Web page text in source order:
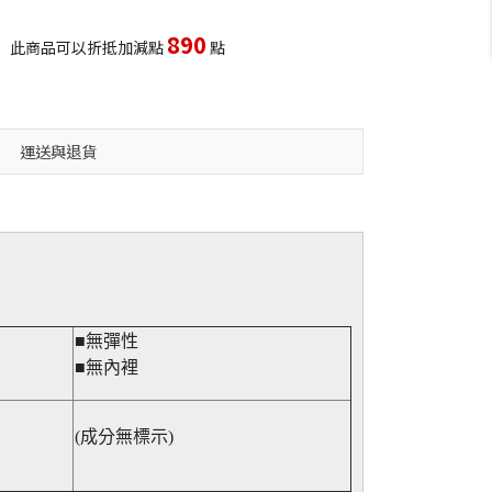
此商品可以折抵加減點 890 點
運送與退貨
■無彈性​
■無內裡
(成分無標示)